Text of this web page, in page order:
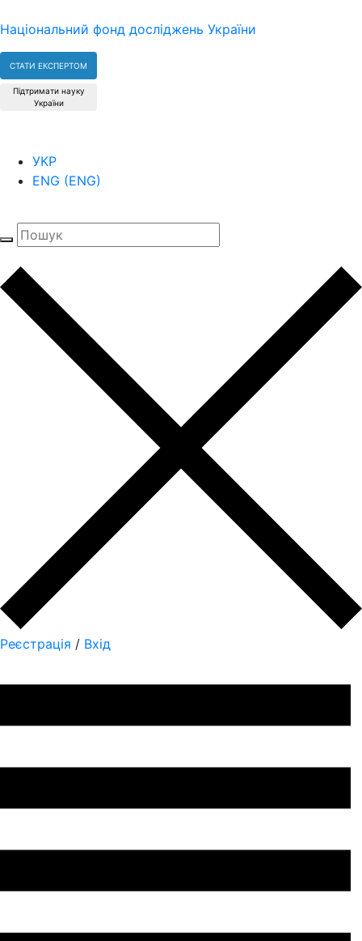
Національний фонд досліджень України
СТАТИ ЕКСПЕРТОМ
Підтримати науку
України
УКР
ENG (ENG)
Реєстрація / Вхід